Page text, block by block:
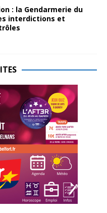
: la Gendarmerie du
interdictions et